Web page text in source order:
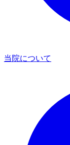
当院について